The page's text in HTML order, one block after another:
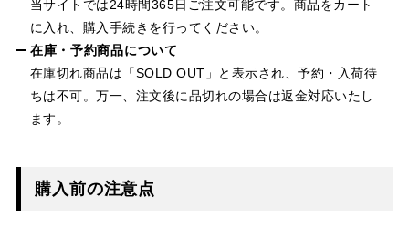
当サイトでは24時間365日ご注文可能です。商品をカート
に入れ、購入手続きを行ってください。
在庫・予約商品について
在庫切れ商品は「SOLD OUT」と表示され、予約・入荷待
ちは不可。万一、注文後に品切れの場合は返金対応いたし
ます。
購入前の注意点